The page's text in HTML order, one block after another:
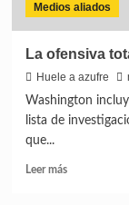
Medios aliados
La ofensiva
Huele a azufre
Washington
lista de
que...
Leer más